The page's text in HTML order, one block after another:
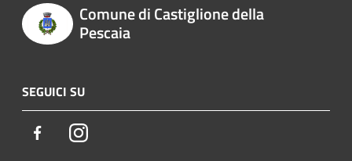
Comune di Castiglione della
Pescaia
SEGUICI SU
FacebookInstagram